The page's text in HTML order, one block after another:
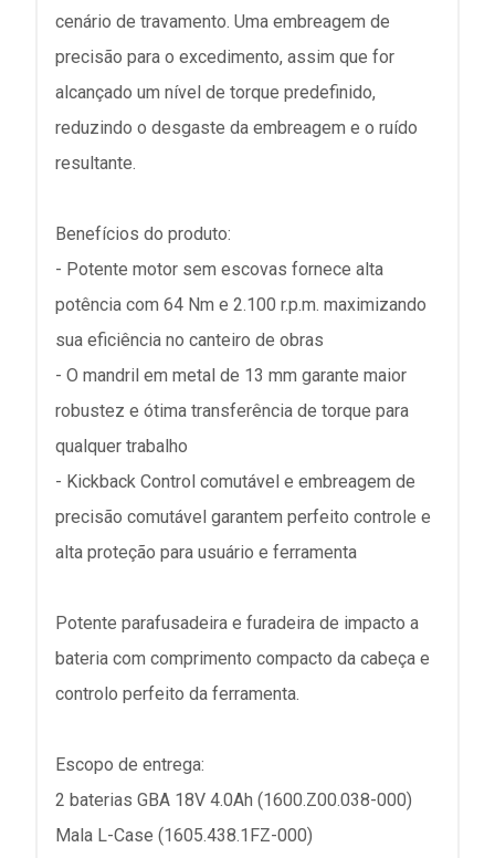
cenário de travamento. Uma embreagem de
precisão para o excedimento, assim que for
alcançado um nível de torque predefinido,
reduzindo o desgaste da embreagem e o ruído
resultante.
Benefícios do produto:
- Potente motor sem escovas fornece alta
potência com 64 Nm e 2.100 r.p.m. maximizando
sua eficiência no canteiro de obras
- O mandril em metal de 13 mm garante maior
robustez e ótima transferência de torque para
qualquer trabalho
- Kickback Control comutável e embreagem de
precisão comutável garantem perfeito controle e
alta proteção para usuário e ferramenta
Potente parafusadeira e furadeira de impacto a
bateria com comprimento compacto da cabeça e
controlo perfeito da ferramenta.
Escopo de entrega:
2 baterias GBA 18V 4.0Ah (1600.Z00.038-000)
Mala L-Case (1605.438.1FZ-000)